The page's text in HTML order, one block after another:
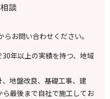
談
らお問い合わせください。
年以上の実績を持つ、地域
地盤改良、基礎工事、建
最後まで自社で施工してお